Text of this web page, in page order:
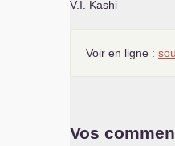
V.I. Kashi
Voir en ligne :
Vos